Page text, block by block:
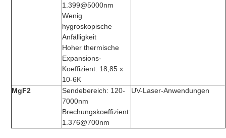
1.399@5000nm
Wenig
hygroskopische
Anfälligkeit
Hoher thermische
Expansions-
Koeffizient: 18,85 x
10-6K
MgF2
Sendebereich: 120-
7000nm
Brechungskoeffizient:
1.376@700nm
UV-Laser-Anwendungen